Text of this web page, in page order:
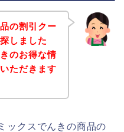
の割引クー
しました
のお得な情
ただきます
ックスでんきの商品の